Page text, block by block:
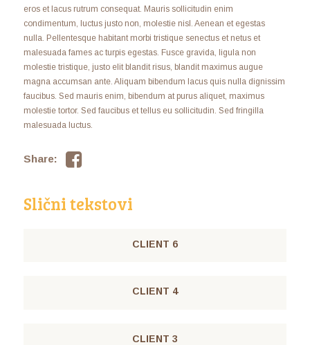
eros et lacus rutrum consequat. Mauris sollicitudin enim
condimentum, luctus justo non, molestie nisl. Aenean et egestas
nulla. Pellentesque habitant morbi tristique senectus et netus et
malesuada fames ac turpis egestas. Fusce gravida, ligula non
molestie tristique, justo elit blandit risus, blandit maximus augue
magna accumsan ante. Aliquam bibendum lacus quis nulla dignissim
faucibus. Sed mauris enim, bibendum at purus aliquet, maximus
molestie tortor. Sed faucibus et tellus eu sollicitudin. Sed fringilla
malesuada luctus.
Share:
Slični tekstovi
CLIENT 6
CLIENT 4
CLIENT 3